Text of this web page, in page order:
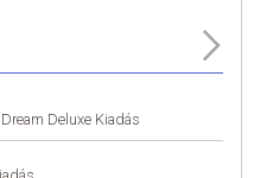
Deluxe Kiadás